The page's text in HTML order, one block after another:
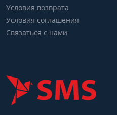
Условия возврата
Условия соглашения
Связаться с нами